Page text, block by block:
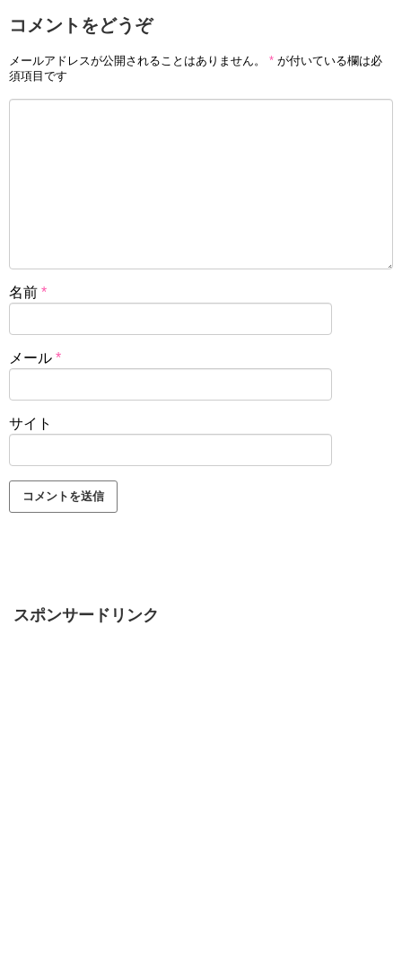
コメントをどうぞ
メールアドレスが公開されることはありません。 * が付いている欄は必
須項目です
名前 *
メール *
サイト
スポンサードリンク